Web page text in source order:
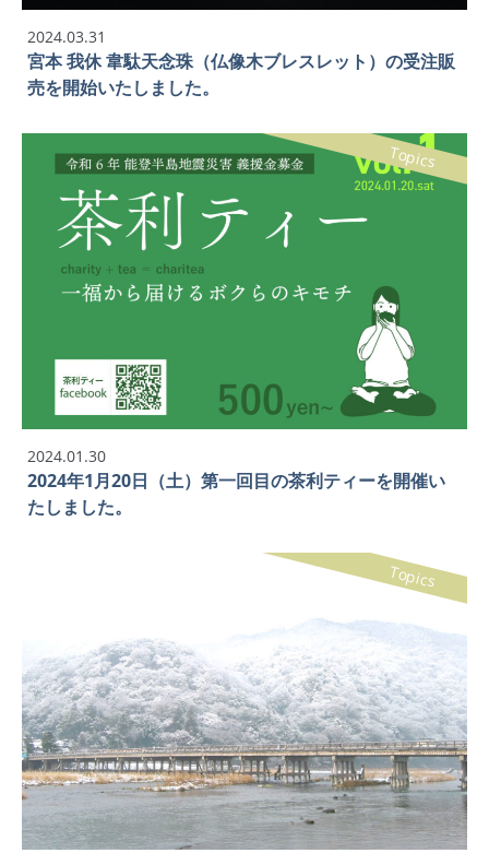
2024.03.31
宮本 我休 韋駄天念珠（仏像木ブレスレット）の受注販
売を開始いたしました。
2024.01.30
2024年1月20日（土）第一回目の茶利ティーを開催い
たしました。
Topics
Topics